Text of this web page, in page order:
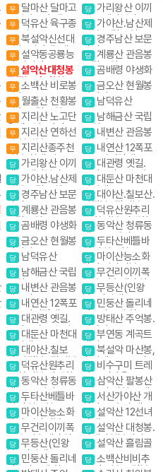
무 달마산 달마고
도길 수국축제
무 덕유산 육구종
주. 영구종주
무 북설악신선대
일출(성인대) 내설
악 4암자길
무 설악동공룡능
선 설악산 공룡능
선(설악동출발)
무 설악산대청봉
공룡능선 서북능
선 백담사
무 소백산 비로봉
일출
무 월출산 천황봉
일출 국립공원
무 지리산 노고단
운해 일출 반야봉
뱀사골계곡
무 지리산 연하선
경 천왕봉
무 지리산종주천
왕봉(화대.성중)
당 가리왕산 이끼
계곡,케이블카(여
행코스)
당 가야산.남산제
일봉 국립공원
당 경주남산 보문
단지
당 계룡산 관음봉
국립공원
당 곰배령 야생화
당 금오산 현월봉
약사암
당 남덕유산
당 남해금산 국립
공원
당 내변산 관음봉
내소사
당 내연산 12폭포
소금강전망대
당 대관령 옛길.
금강소나무 숲길
당 대둔산 마천대
진달래
당 대야산.칠보
산.막장봉+장성봉
당 덕유산원추리
꽃 향적봉 야생화
당 동악산 청류동
계곡. 도림사
당 두타산베틀바
위.마천루협곡
당 마이산능소화
탑사 암마이봉
당 무건리이끼폭
포 추암촛대바위
당 무등산(인왕
봉) 서석대
당 민둥산 돌리네
당 가리왕산 이끼
계곡,케이블카(여
행코스)
당 가야산.남산제
일봉 국립공원
당 경주남산 보문
단지
당 계룡산 관음봉
국립공원
당 곰배령 야생화
당 금오산 현월봉
약사암
당 남덕유산
당 남해금산 국립
공원
당 내변산 관음봉
내소사
당 내연산 12폭포
소금강전망대
당 대관령 옛길.
금강소나무 숲길
당 대둔산 마천대
진달래
당 대야산.칠보산.
막장봉+장성봉
당 덕유산원추리
꽃 향적봉 야생화
당 동악산 청류동
계곡. 도림사
당 두타산베틀바
위.마천루협곡
당 마이산능소화
탑사 암마이봉
당 무건리이끼폭
포 추암촛대바위
당 무등산(인왕
봉) 서석대
당 민둥산 돌리네
인스타그램 핫플레
이스
당 방태산 주억봉.
적가리골
당 부연동 계곡트
레킹
당 북설악 마산봉,
흘리계곡.물굽이계
곡
당 비수구미 트레
킹 오지마을
당 삼악산 팔봉산
1일2산 강원20대
명산
당 서산가야산 개
심사. 문수사 배롱
나무
당 설악산 12선녀
탕계곡
당 설악산 대청봉.
귀때기청봉진달래.
흘림골 강원20대
명산
당 설악산 흘림골
당 소백산비비추